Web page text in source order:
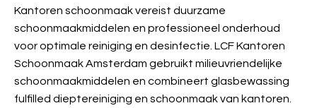
Kantoren schoonmaak vereist duurzame
schoonmaakmiddelen en professioneel onderhoud
voor optimale reiniging en desinfectie. LCF Kantoren
Schoonmaak Amsterdam gebruikt milieuvriendelijke
schoonmaakmiddelen en combineert glasbewassing
fulfilled dieptereiniging en schoonmaak van kantoren.